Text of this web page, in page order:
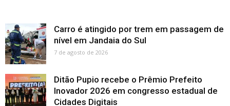
Carro é atingido por trem em passagem de
nível em Jandaia do Sul
7 de agosto de 2026
Ditão Pupio recebe o Prêmio Prefeito
Inovador 2026 em congresso estadual de
Cidades Digitais